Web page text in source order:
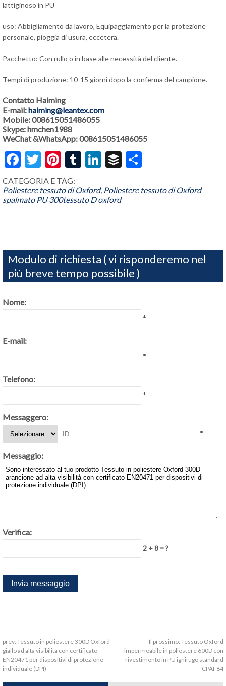
lattiginoso in PU
uso: Abbigliamento da lavoro, Equipaggiamento per la protezione
personale, pioggia di usura, eccetera.
Pacchetto: Con rullo o in base alle necessità del cliente.
Tempi di produzione: 10-15 giorni dopo la conferma del campione.
Contatto Haiming
E-mail:haiming@leantex.com
Mobile: 008615051486055
Skype: hmchen1988
WeChat &WhatsApp: 008615051486055
Facebook
Twitter
Pinterest
Tumblr
LinkedIn
Buffer
CATEGORIA E TAG:
Poliestere tessuto di Oxford, Poliestere tessuto di Oxford
spalmato PU 300tessuto D oxford
Modulo di richiesta ( vi risponderemo nel
più breve tempo possibile )
Nome:
*
E-mail:
*
Telefono:
*
Messaggero:
*
Messaggio:
Verifica:
2 + 8 = ?
prev: Tessuto in poliestere 300D Oxford
giallo ad alta visibilità con certificato
EN20471 per dispositivi di protezione
individuale (DPI)
Il prossimo: Tessuto Oxford
impermeabile in poliestere 600D con
rivestimento in PU ignifugo standard
CPAI-84